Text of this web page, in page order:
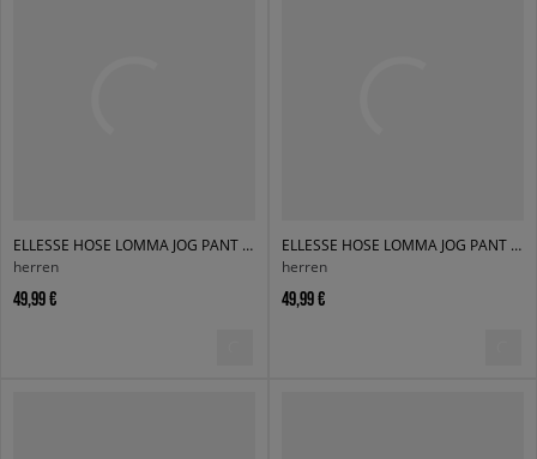
ELLESSE HOSE LOMMA JOG PANT BLK MN
herren
49,99 €
ELLESSE HOSE LOMMA JOG PANT LGREY MRL
herren
49,99 €